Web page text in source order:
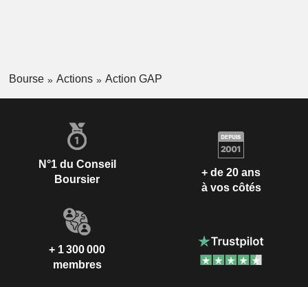
Bourse Actions Action GAP
N°1 du Conseil
Boursier
+ de 20 ans
à vos côtés
+ 1 300 000
membres